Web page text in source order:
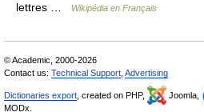
lettres …
Wikipédia en Français
© Academic, 2000-2026
Contact us: Technical Support Advertising
Dictionaries export , created on PHP, Joomla,
MODx.